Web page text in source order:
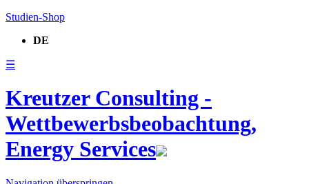
Studien-Shop
DE
☰
Kreutzer Consulting -
Wettbewerbsbeobachtung,
Energy Services